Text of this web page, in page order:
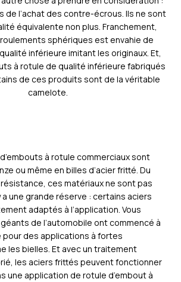
de l’achat des contre-écrous. Ils ne sont
équivalente non plus. Franchement,
sphériques est envahie de
inférieure imitant les originaux. Et,
à rotule de qualité inférieure fabriqués
de ces produits sont de la véritable
camelote.
à rotule commerciaux sont
ou même en billes d’acier fritté. Du
ces matériaux ne sont pas
a une grande réserve : certains aciers
adaptés à l’application. Vous
de l’automobile ont commencé à
pour des applications à fortes
les bielles. Et avec un traitement
les aciers frittés peuvent fonctionner
une application de rotule d’embout à